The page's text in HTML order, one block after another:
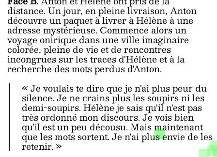
distance. Un jour, en pleine livraison, Anton
découvre un paquet à livrer à Hélène à une
adresse mystérieuse. Commence alors un
voyage onirique dans une ville imaginaire
colorée, pleine de vie et de rencontres
incongrues sur les traces d'Hélène et à la
recherche des mots perdus d'Anton.
« Je voulais te dire que je n'ai plus peur du
silence. Je ne crains plus les soupirs ni les
demi-soupirs. Hélène je sais qu'il n'est pas
très ordonné mon discours. Je vois bien
qu'il est un peu décousu. Mais maintenant
que les mots sortent. Je n'ai plus envie de les
retenir. »